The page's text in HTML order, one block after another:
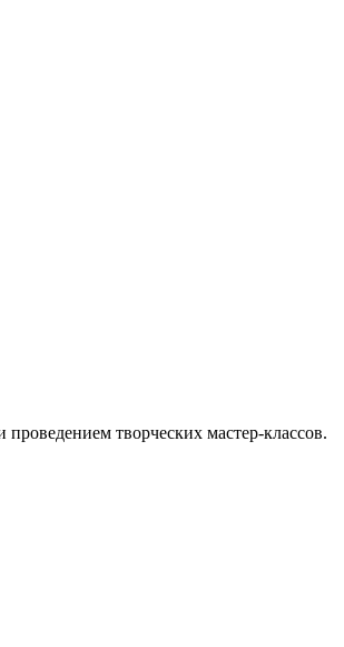
творческих мастер-классов.